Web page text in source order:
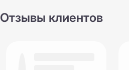
Отзывы клиентов